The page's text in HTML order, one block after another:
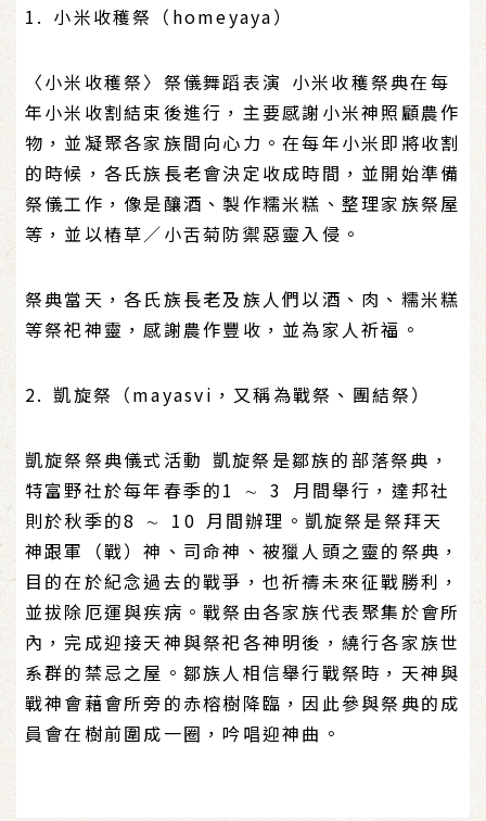
1. 小米收穫祭（homeyaya）
〈小米收穫祭〉祭儀舞蹈表演 小米收穫祭典在每
年小米收割結束後進行，主要感謝小米神照顧農作
物，並凝聚各家族間向心力。在每年小米即將收割
的時候，各氏族長老會決定收成時間，並開始準備
祭儀工作，像是釀酒、製作糯米糕、整理家族祭屋
等，並以樁草／小舌菊防禦惡靈入侵。
祭典當天，各氏族長老及族人們以酒、肉、糯米糕
等祭祀神靈，感謝農作豐收，並為家人祈福。
2. 凱旋祭（mayasvi，又稱為戰祭、團結祭）
凱旋祭祭典儀式活動 凱旋祭是鄒族的部落祭典，
特富野社於每年春季的1 ∼ 3 月間舉行，達邦社
則於秋季的8 ∼ 10 月間辦理。凱旋祭是祭拜天
神跟軍（戰）神、司命神、被獵人頭之靈的祭典，
目的在於紀念過去的戰爭，也祈禱未來征戰勝利，
並拔除厄運與疾病。戰祭由各家族代表聚集於會所
內，完成迎接天神與祭祀各神明後，繞行各家族世
系群的禁忌之屋。鄒族人相信舉行戰祭時，天神與
戰神會藉會所旁的赤榕樹降臨，因此參與祭典的成
員會在樹前圍成一圈，吟唱迎神曲。